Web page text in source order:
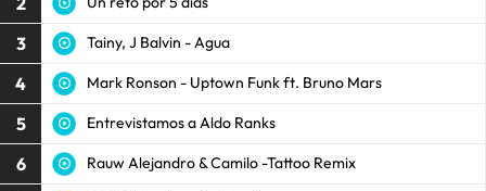
3 Tainy, J Balvin - Agua
4 Mark Ronson - Uptown Funk ft. Bruno Mars
5 Entrevistamos a Aldo Ranks
6 Rauw Alejandro & Camilo -Tattoo Remix